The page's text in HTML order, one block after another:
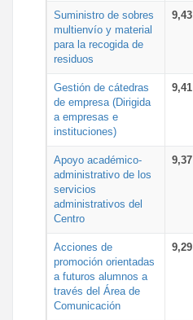
Suministro de sobres
multienvío y material
para la recogida de
residuos
9,43
Gestión de cátedras
de empresa (Dirigida
a empresas e
instituciones)
9,41
Apoyo académico-
administrativo de los
servicios
administrativos del
Centro
9,37
Acciones de
promoción orientadas
a futuros alumnos a
través del Área de
Comunicación
9,29